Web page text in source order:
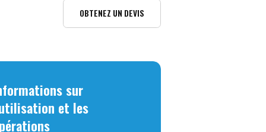
OBTENEZ UN DEVIS
sur
et les